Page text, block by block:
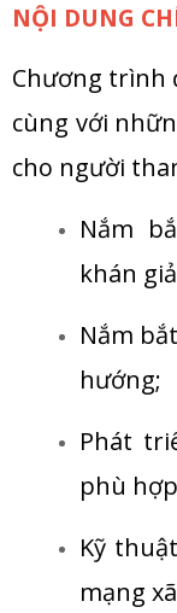
NỘI DUNG
Chương trình
cùng với
cho người
Nắm
khán
Nắm
hướng;
Phát
phù
Kỹ
mạng